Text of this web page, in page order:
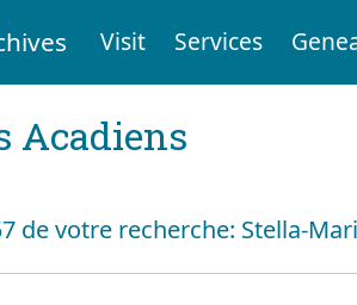
Visit Services
Acadiens
de votre recherche: Stella-